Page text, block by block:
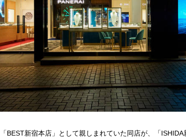
BEST新宿本店」として親しまれていた同店が、「